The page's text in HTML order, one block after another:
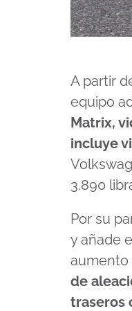
A partir
equipo
Matrix,
incluye
3.890
Por su
y añade
aumento
de
traseros